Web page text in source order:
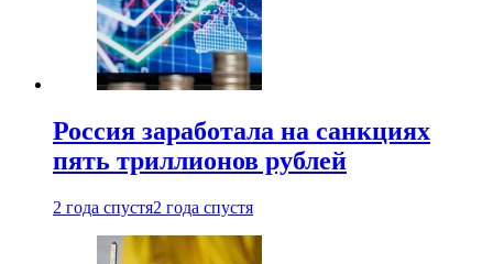
Россия заработала на санкциях
пять триллионов рублей
2 года спустя2 года спустя